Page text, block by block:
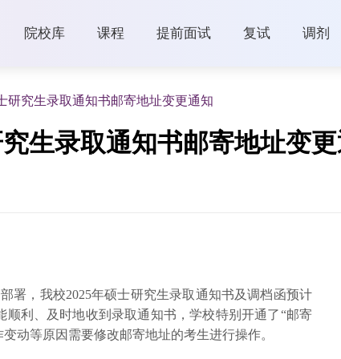
院校库 课程 提前面试 复试 调剂
究生录取通知书邮寄地址变更通知
生录取通知书邮寄地址变
署，我校2025年硕士研究生录取通知书及调档函预计
利、及时地收到录取通知书，学校特别开通了“邮寄
动等原因需要修改邮寄地址的考生进行操作。